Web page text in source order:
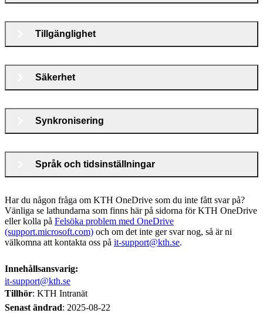
Tillgänglighet
Säkerhet
Synkronisering
Språk och tidsinställningar
Har du någon fråga om KTH OneDrive som du inte fått svar på?
Vänliga se lathundarna som finns här på sidorna för KTH OneDrive
eller kolla på Felsöka problem med OneDrive
(support.microsoft.com) och om det inte ger svar nog, så är ni
välkomna att kontakta oss på it-support@kth.se.
Innehållsansvarig:
it-support@kth.se
Tillhör: KTH Intranät
Senast ändrad: 2025-08-22